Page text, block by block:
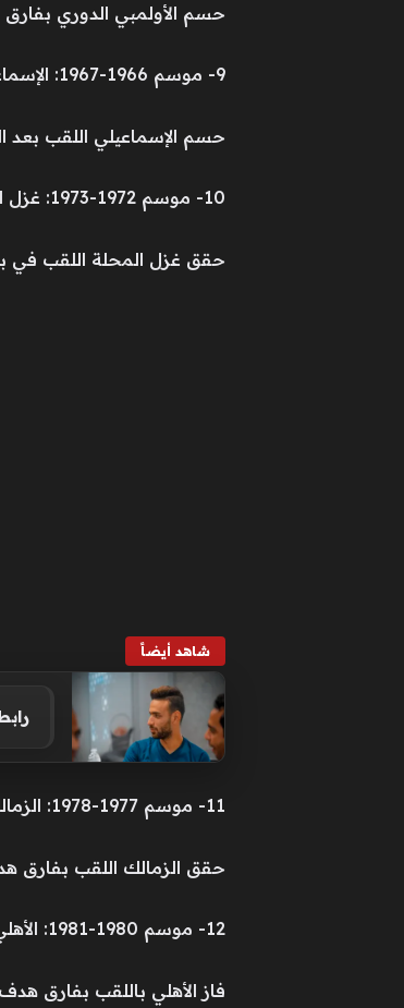
حسم الأولمبي الدوري بفارق 4 أهداف بعد المنافسة مع الزمالك لكن الانتصار في الجولة الأخيرة على الأبيض منحت اللقب للفريق السكندري
9- موسم 1966-1967: الإسماعيلي البطل
حسم الإسماعيلي اللقب بعد
10- موسم 1972-1973: غزل المحلة البطل
حقق غزل المحلة اللقب في
شاهد أيضاً
11- موسم 1977-1978: الزمالك البطل
حقق الزمالك اللقب بفارق هدف واحد عن
12- موسم 1980-1981: الأهلي البطل
فاز الأهلي باللقب بفارق